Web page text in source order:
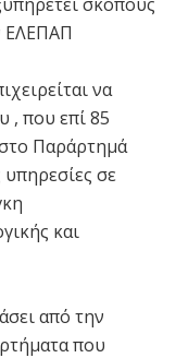
ΕΛΕΠΑΠ
να
, που επί 85
Παράρτημά
σε
και
από την
που